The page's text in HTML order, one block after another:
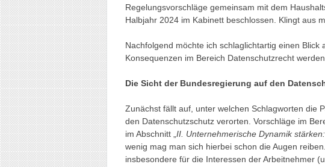
Regelungsvorschläge gemeinsam mit dem
Halbjahr 2024 im Kabinett beschlossen. Klingt aus
Nachfolgend möchte ich schlaglichtartig einen Blick
Konsequenzen im Bereich Datenschutzrecht werden.
Die Sicht der Bundesregierung auf den
Zunächst fällt auf, unter welchen Schlagworten die
den Datenschutzschutz verorten. Vorschläge im
im Abschnitt „ II. Unternehmerische Dynamik
wenig mag man sich hierbei schon die Augen
insbesondere für die Interessen der Arbeitnehmer